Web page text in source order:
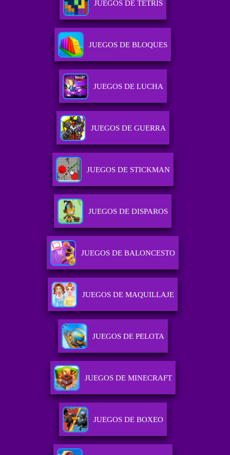
JUEGOS DE TETRIS
JUEGOS DE BLOQUES
JUEGOS DE LUCHA
JUEGOS DE GUERRA
JUEGOS DE STICKMAN
JUEGOS DE DISPAROS
JUEGOS DE BALONCESTO
JUEGOS DE MAQUILLAJE
JUEGOS DE PELOTA
JUEGOS DE MINECRAFT
JUEGOS DE BOXEO